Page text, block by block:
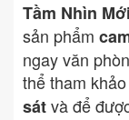
Tầm Nhìn Mới
sản phẩm
ngay văn
thể tham
sátvà để